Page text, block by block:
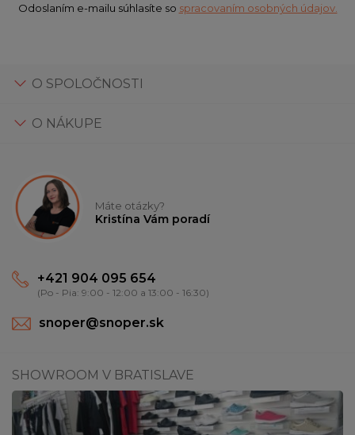
Odoslaním e-mailu súhlasíte so spracovaním osobných údajov.
O SPOLOČNOSTI
O NÁKUPE
Máte otázky?
Kristína Vám poradí
+421 904 095 654
(Po - Pia: 9:00 - 12:00 a 13:00 - 16:30)
snoper@snoper.sk
SHOWROOM V BRATISLAVE